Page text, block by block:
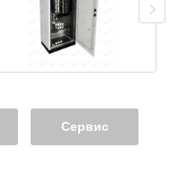
Сервис